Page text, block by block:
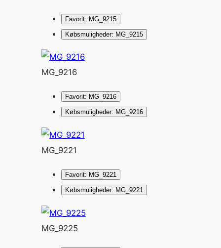
Favorit: MG_9215
Købsmuligheder: MG_9215
MG_9216
Favorit: MG_9216
Købsmuligheder: MG_9216
MG_9221
Favorit: MG_9221
Købsmuligheder: MG_9221
MG_9225